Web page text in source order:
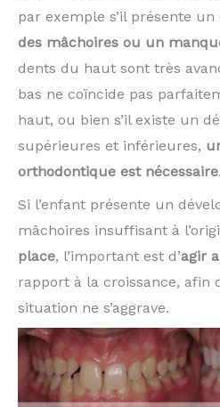
par exemple s’il présente un
des mâchoires ou un
dents du haut sont très
bas ne coïncide pas
haut, ou bien s’il existe un
supérieures et inférieures,
orthodontique est nécessaire.
Si l’enfant présente un
mâchoires insuffisant à
place, l’important est d’agir
rapport à la croissance, afin
situation ne s’aggrave.